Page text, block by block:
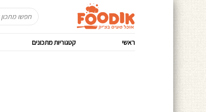
ראשי קטגוריות מתכונים